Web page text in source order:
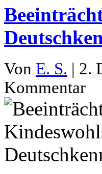
Von E. S. | 2.
Kommentar